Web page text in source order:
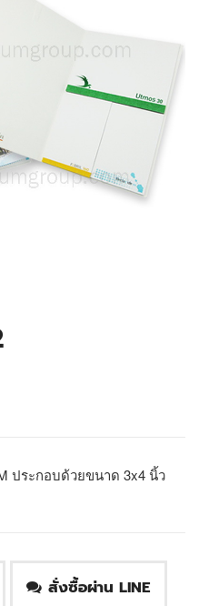
ประกอบด้วยขนาด 3x4 นิ้ว
สั่งซื้อผ่าน LINE